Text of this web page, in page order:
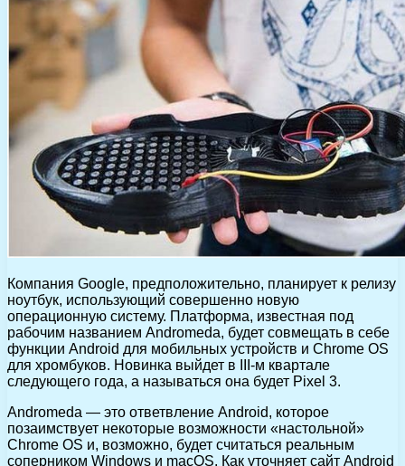
Компания Google, предположительно, планирует к релизу
ноутбук, использующий совершенно новую
операционную систему. Платформа, известная под
рабочим названием Andromeda, будет совмещать в себе
функции Android для мобильных устройств и Chrome OS
для хромбуков. Новинка выйдет в III-м квартале
следующего года, а называться она будет Pixel 3.
Andromeda — это ответвление Android, которое
позаимствует некоторые возможности «настольной»
Chrome OS и, возможно, будет считаться реальным
соперником Windows и macOS. Как уточняет сайт Android